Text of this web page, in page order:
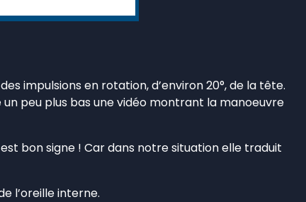
impulsions en rotation, d’environ 20°, de la tête.
peu plus bas une vidéo montrant la manoeuvre
bon signe ! Car dans notre situation elle traduit
l’oreille interne.